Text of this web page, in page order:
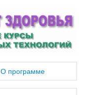
О программе